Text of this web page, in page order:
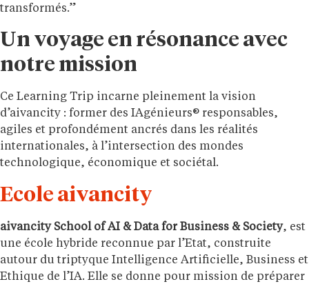
transformés.”
Un voyage en résonance avec
notre mission
Ce Learning Trip incarne pleinement la vision
d’aivancity : former des IAgénieurs® responsables,
agiles et profondément ancrés dans les réalités
internationales, à l’intersection des mondes
technologique, économique et sociétal.
Ecole aivancity
aivancity School of AI & Data for Business & Society, est
une école hybride reconnue par l’Etat, construite
autour du triptyque Intelligence Artificielle, Business et
Ethique de l’IA. Elle se donne pour mission de préparer